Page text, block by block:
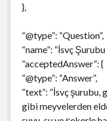
},
“@type”: “Question”,
“name”: “İsvç
“acceptedAnswer”: {
“@type”: “Answer”,
“text”: “İsvç
gibi meyvelerden